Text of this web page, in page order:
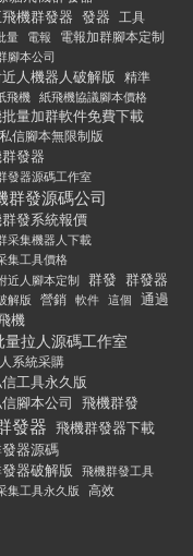
機群發器 發器 工具
量 電報 電報加群腳本定制
腳本公司
人機器人破解版 精準
飛機 紙飛機協議腳本價格
量加群軟件免費下載
信腳本無限制版
發器
發器源碼工作室
群發源碼公司
發系統報價
采集機器人下載
集工具價格
近人腳本定制
群發 群發器
解版 營銷 軟件 這個
通過
機
量拉人源碼工作室
系統采購
工具永久版
腳本公司
飛機群發
發器
飛機群發器下載
器源碼
器破解版
飛機群發工具
集工具永久版
高效